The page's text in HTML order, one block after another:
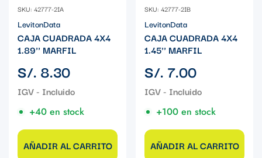
SKU: 42777-2IA
LevitonData
CAJA CUADRADA 4X4
1.89'' MARFIL
Precio
regular
S/. 8.30
+40 en stock
AÑADIR AL CARRITO
SKU: 42777-2IB
LevitonData
CAJA CUADRADA 4X4
1.45'' MARFIL
Precio
regular
S/. 7.00
+100 en stock
AÑADIR AL CARRITO